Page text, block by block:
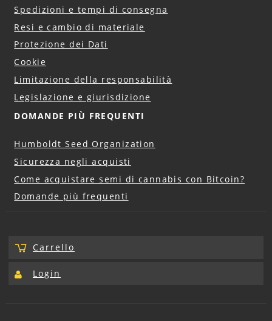
Spedizioni e tempi di consegna
Resi e cambio di materiale
Protezione dei Dati
Cookie
Limitazione della responsabilità
Legislazione e giurisdizione
DOMANDE PIÙ FREQUENTI
Humboldt Seed Organization
Sicurezza negli acquisti
Come acquistare semi di cannabis con Bitcoin?
Domande più frequenti
Carrello
Login